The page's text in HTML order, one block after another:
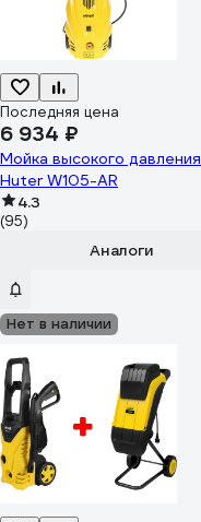
Последняя цена
6 934 ₽
Мойка высокого давления
Huter W105-AR
4.3
(95)
Аналоги
Нет в наличии